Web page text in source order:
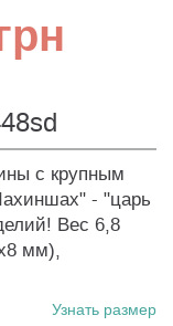
с крупным
- "царь
Вес 6,8
мм),
Узнать размер